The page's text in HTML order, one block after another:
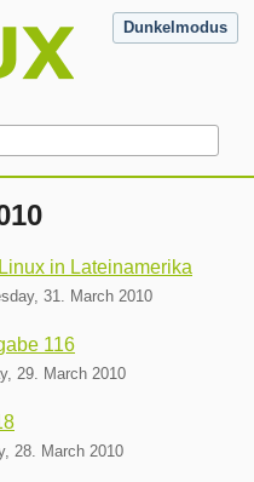
Dunkelmodus
in Lateinamerika
31. March 2010
116
29. March 2010
28. March 2010